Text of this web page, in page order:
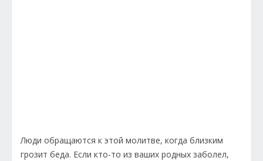
Люди обращаются к этой молитве, когда близким
грозит беда. Если кто-то из ваших родных заболел,